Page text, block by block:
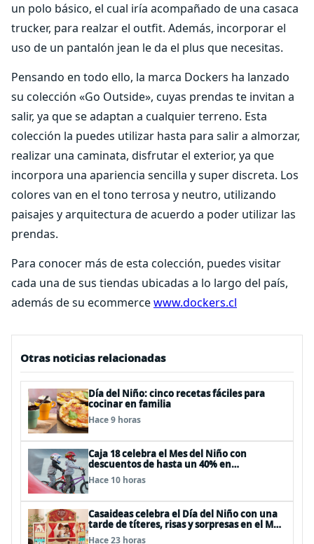
un polo básico, el cual iría acompañado de una casaca
trucker, para realzar el outfit. Además, incorporar el
uso de un pantalón jean le da el plus que necesitas.
Pensando en todo ello, la marca Dockers ha lanzado
su colección «Go Outside», cuyas prendas te invitan a
salir, ya que se adaptan a cualquier terreno. Esta
colección la puedes utilizar hasta para salir a almorzar,
realizar una caminata, disfrutar el exterior, ya que
incorpora una apariencia sencilla y super discreta. Los
colores van en el tono terrosa y neutro, utilizando
paisajes y arquitectura de acuerdo a poder utilizar las
prendas.
Para conocer más de esta colección, puedes visitar
cada una de sus tiendas ubicadas a lo largo del país,
además de su ecommercewww.dockers.cl
Otras noticias relacionadas
Día del Niño: cinco recetas fáciles para
cocinar en familia
Hace 9 horas
Caja 18 celebra el Mes del Niño con
descuentos de hasta un 40% en
panoramas, cine, shows y streaming
Hace 10 horas
Casaideas celebra el Día del Niño con una
tarde de títeres, risas y sorpresas en el Mall
Plaza Vespucio
Hace 23 horas